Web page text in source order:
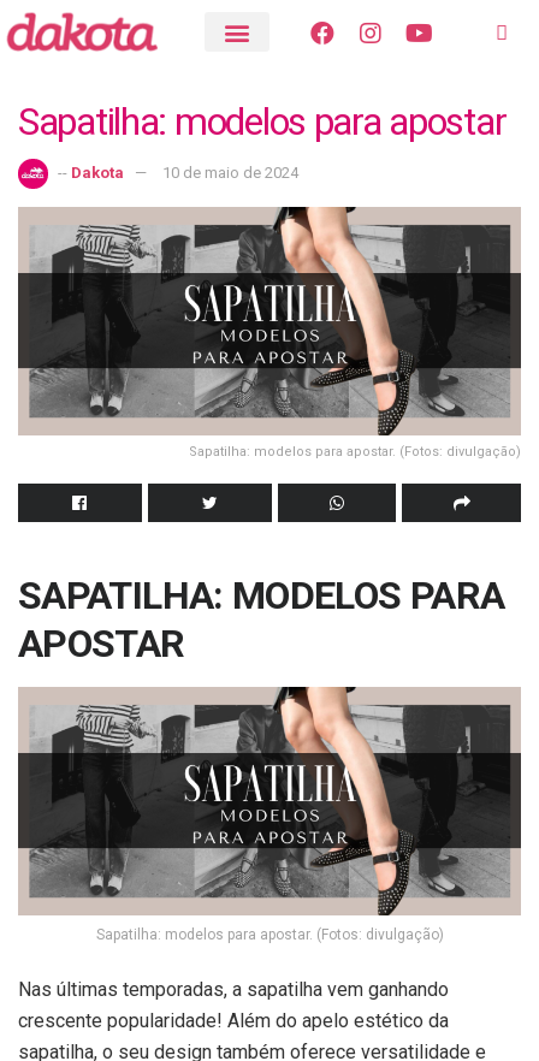
Sapatilha: modelos para apostar
-- Dakota 10 de maio de 2024
Sapatilha: modelos para apostar. (Fotos: divulgação)
SAPATILHA: MODELOS PARA
APOSTAR
Sapatilha: modelos para apostar. (Fotos: divulgação)
Nas últimas temporadas, a sapatilha vem ganhando
crescente popularidade! Além do apelo estético da
sapatilha, o seu design também oferece versatilidade e